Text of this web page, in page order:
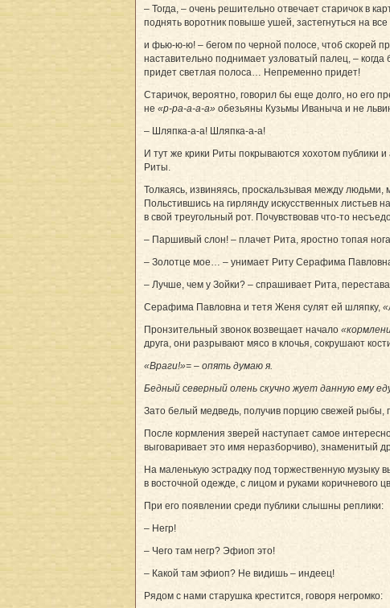
– Тогда, – очень решительно отвечает старичок в
поднять воротник повыше ушей, застегнуться на все
и фью-ю-ю! – бегом по черной полосе, чтоб скорей
наставительно поднимает узловатый палец, –
придет светлая полоса… Непременно придет!
Старичок, вероятно, говорил бы еще долго, но его
не «р-ра-а-а-а» обезьяны Кузьмы Иваныча и не
– Шляпка-а-а! Шляпка-а-а!
И тут же крики Риты покрываются хохотом
Риты.
Толкаясь, извиняясь, проскальзывая между
Польстившись на гирлянду искусственных листьев
в свой треугольный рот. Почувствовав что-то
– Паршивый слон! – плачет Рита, яростно топая
– Золотце мое… – унимает Риту Серафима
– Лучше, чем у Зойки? – спрашивает Рита,
Серафима Павловна и тетя Женя сулят ей шляпку,
Пронзительный звонок возвещает начало
друга, они разрывают мясо в клочья, сокрушают
«Враги!»= – опять думаю я.
Бедный северный олень скучно жует данную ему
Зато белый медведь, получив порцию свежей рыбы,
После кормления зверей наступает самое
выговаривает это имя неразборчиво), знаменитый
На маленькую эстрадку под торжественную музыку
в восточной одежде, с лицом и руками коричневого
При его появлении среди публики слышны реплики:
– Негр!
– Чего там негр? Эфиоп это!
– Какой там эфиоп? Не видишь – индеец!
Рядом с нами старушка крестится, говоря негромко: